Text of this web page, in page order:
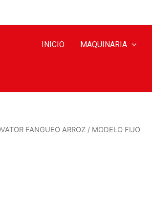
INICIO MAQUINARIA
FANGUEO ARROZ / MODELO FIJO